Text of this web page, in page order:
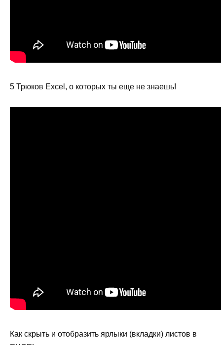
5 Трюков Excel, о которых ты еще не знаешь!
Как скрыть и отобразить ярлыки (вкладки) листов в